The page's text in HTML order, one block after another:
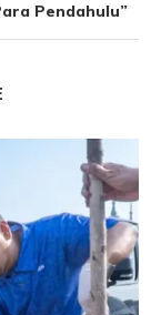
Pendahulu”